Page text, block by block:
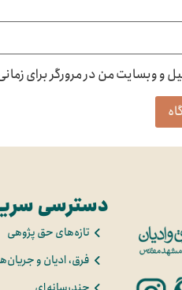
و وبسایت من در مرورگر برای
دسترسی
تازه‌های حق پژوهی
فرق، ادیان و